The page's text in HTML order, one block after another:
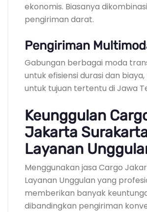
ekonomis. Biasanya
pengiriman darat.
Pengiriman
Gabungan berbagai moda
untuk efisiensi durasi dan
untuk tujuan tertentu di Jawa
Keunggulan
Jakarta
Layanan
Menggunakan jasa Cargo
Layanan Unggulan yang
memberikan banyak
dibandingkan pengiriman